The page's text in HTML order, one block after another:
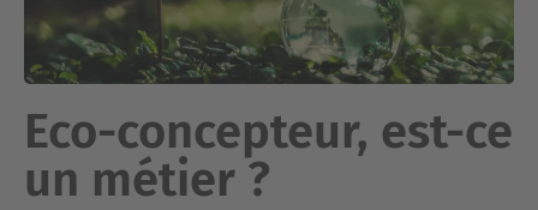
Eco-concepteur, est-ce
un métier ?